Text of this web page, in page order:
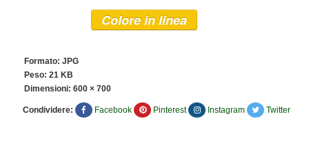
Colore in linea
Formato: JPG
Peso: 21 KB
Dimensioni: 600 × 700
Condividere: Facebook Pinterest Instagram Twitter